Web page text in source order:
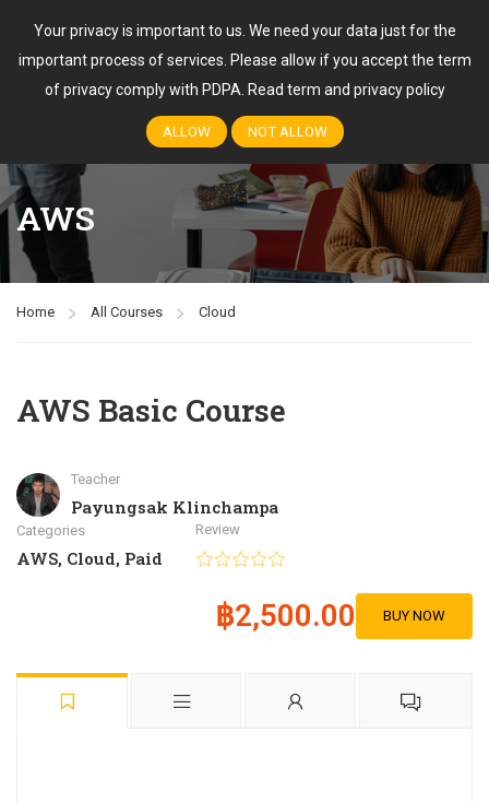
Your privacy is important to us. We need your data just for the
important process of services. Please allow if you accept the term
of privacy comply with PDPA. Read term and privacy policy
ALLOW NOT ALLOW
Login
AWS
Home All Courses Cloud
AWS Basic Course
Teacher
Payungsak Klinchampa
Categories
AWS, Cloud, Paid
Review
฿2,500.00 BUY NOW